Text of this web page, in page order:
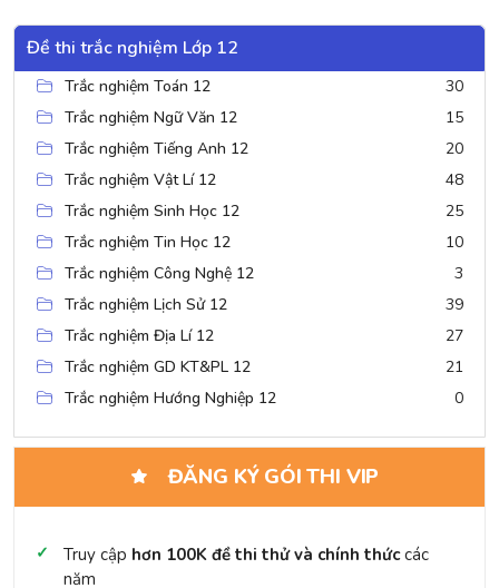
Đề thi trắc nghiệm Lớp 12
Trắc nghiệm Toán 12
30
Trắc nghiệm Ngữ Văn 12
15
Trắc nghiệm Tiếng Anh 12
20
Trắc nghiệm Vật Lí 12
48
Trắc nghiệm Sinh Học 12
25
Trắc nghiệm Tin Học 12
10
Trắc nghiệm Công Nghệ 12
3
Trắc nghiệm Lịch Sử 12
39
Trắc nghiệm Địa Lí 12
27
Trắc nghiệm GD KT&PL 12
21
Trắc nghiệm Hướng Nghiệp 12
0
ĐĂNG KÝ GÓI THI VIP
Truy cập hơn 100K đề thi thử và chính thứccác
năm